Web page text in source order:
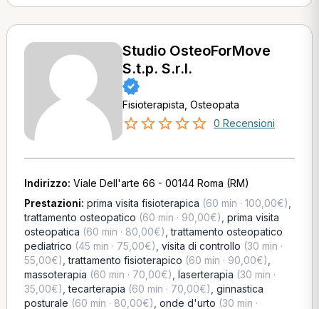
Studio OsteoForMove
S.t.p. S.r.l.
Fisioterapista, Osteopata
0 Recensioni
Indirizzo: Viale Dell'arte 66 - 00144 Roma (RM)
Prestazioni: prima visita fisioterapica (60 min · 100,00€)
trattamento osteopatico (60 min · 90,00€) prima visita
osteopatica (60 min · 80,00€) ,trattamento osteopatico
pediatrico (45 min · 75,00€) visita di controllo (30 min ·
55,00€) ,trattamento fisioterapico (60 min · 90,00€)
massoterapia (60 min · 70,00€) laserterapia (30 min ·
35,00€) ,tecarterapia (60 min · 70,00€) ginnastica
posturale (60 min · 80,00€) onde d'urto (30 min ·